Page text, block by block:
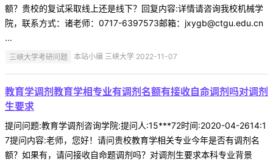
额？贵校的复试采取线上还是线下？回复内容:详情请咨询我校机械学
院，联系方式：诸老师：0717-6397573邮箱：jxygb@ctgu.edu.cn
...
三峡大学考研问题 本站小编 三峡大学 2022-11-07
教育学调剂教育学相专业有调剂名额有接收自命调剂吗对调剂
生要求
提问问题:教育学调剂咨询学院:提问人:15***72时间:2020-04-2614:1
7提问内容:老师，您好！请问贵校教育学相关专业今年是否有调剂名
额？如果有，请问接收自命题调剂吗？对调剂生要求本科专业背景